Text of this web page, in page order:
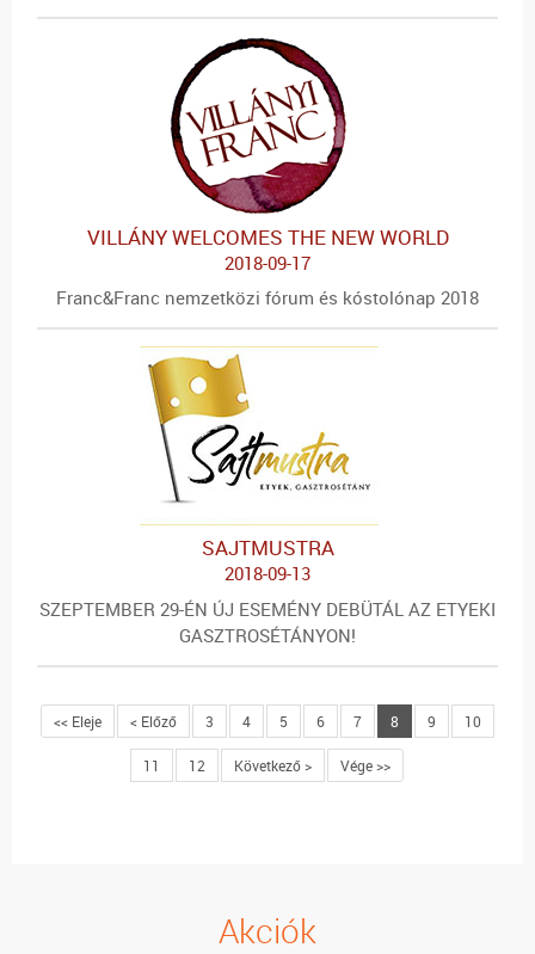
VILLÁNY WELCOMES THE NEW WORLD
2018-09-17
Franc&Franc nemzetközi fórum és kóstolónap 2018
SAJTMUSTRA
2018-09-13
SZEPTEMBER 29-ÉN ÚJ ESEMÉNY DEBÜTÁL AZ ETYEKI
GASZTROSÉTÁNYON!
<< Eleje < Előző 3 4 5 6 7 8 9 10
11 12 Következő > Vége >>
Akciók